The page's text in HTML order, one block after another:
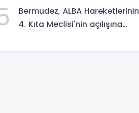
Bermudez, ALBA Hareketlerinin
4. Kıta Meclisi'nin açılışına